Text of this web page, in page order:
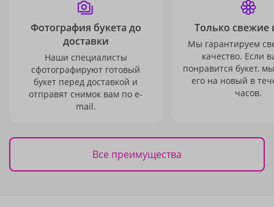
Фотография букета до
доставки
Наши специалисты
сфотографируют готовый
букет перед доставкой и
отправят снимок вам по e-
mail.
Только свежие
Мы гарантируем
качество. Если
понравится букет,
его на новый в
часов.
Все преимущества